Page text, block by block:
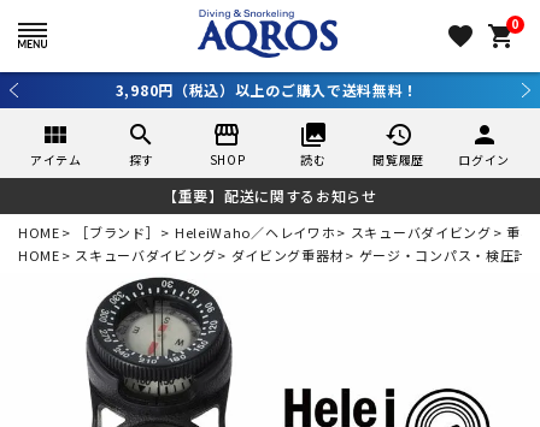
favorite 0
shopping_cart
3,980円（税込）以上のご購入で送料無料！
view_module
アイテム
search
探す
storefront
SHOP
collections
読む
history
閲覧履歴
person
ログイン
【重要】配送に関するお知らせ
HOME ［ブランド］ HeleiWaho／ヘレイワホ スキューバダイビング
重器
HOME
スキューバダイビング ダイビング重器材 ゲージ・コンパス・検圧計